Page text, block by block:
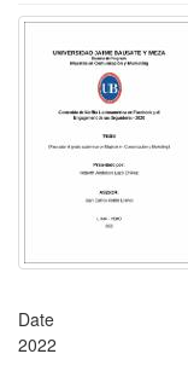
Date
2022